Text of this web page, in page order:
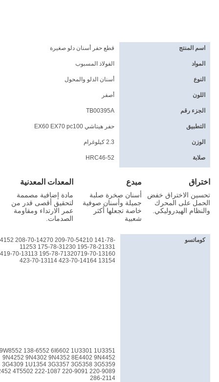
اسم المنتج قطع حفر أسنان دلو صغيرة
المواد الفولاذ المسبوب
النوع أسنان الدلو والمحول
اللون أصفر
الجزء رقم TB00395A
التطبيق حفر هيتاشي EX60 EX70 pc100
الوزن 2.3 كيلوغرام
صلابة HRC46-52
اختراق
تحسين الاختراق خفض
الحمل على المحرك
والنظام الهيدروليكي.
مبدع
أسنان صخرة صلبة
جميلة وأسنان صوفية
خاصة تجعلها أكثر
شعبية
المعدات المعدنية
مادة إضافية مصممة
لتحقيق أقصى قدر من
عمر الارتداء ومقاومة
الصدمات.
كوماتسو
208-70-14270 209-70-54210 141-78-
11253 175-78-31230 195-78-21331
13154 423-70-14164 423-70-13114
138-6552 6I6602 1U3301 1U3351
9N4252 9N4302 9N4352 8E4402 9N4452
1U1354 3G3357 3G5358 3G5359
4T5502 222-1087 220-9091 220-9089
286-2114